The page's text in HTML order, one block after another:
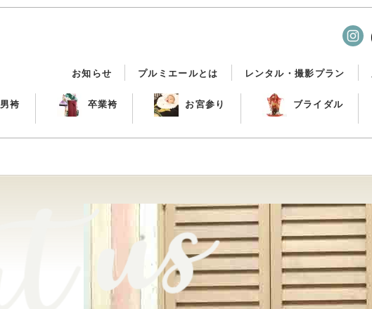
お知らせ プルミエールとは レンタル・撮影プラン
男袴 卒業袴 お宮参り ブライダル